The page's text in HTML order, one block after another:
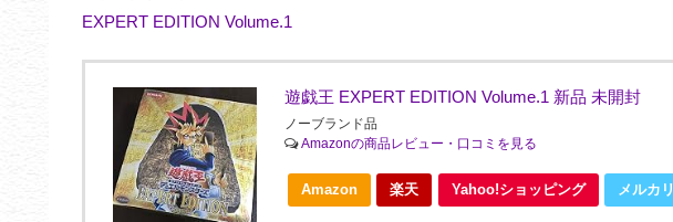
EXPERT EDITION Volume.1
遊戯王 EXPERT EDITION Volume.1 新品 未開封
ノーブランド品
Amazonの商品レビュー・口コミを見る
Amazon 楽天 Yahoo!ショッピング メルカリ